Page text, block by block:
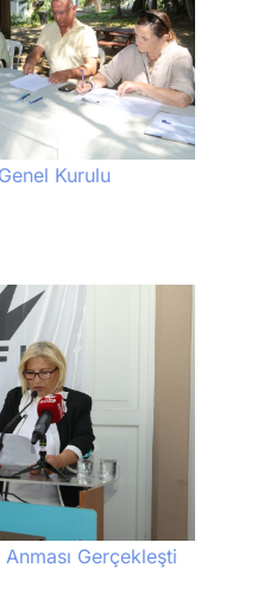
Kurulu
Gerçekleşti